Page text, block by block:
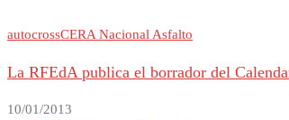
autocrossCERA Nacional Asfalto
La RFEdA publica el borrador del
10/01/2013